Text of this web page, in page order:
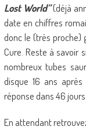
Lost World”(déjà
date en chiffres
donc le (très proche)
Cure. Reste à savoir
nombreux tubes
disque 16 ans
réponse dans 46 jours
En attendant